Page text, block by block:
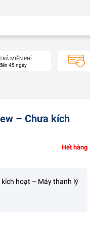
MIỄN PHÍ
45 ngày
– Chưa kích
hoạt – Máy thanh lý
Hết hàng